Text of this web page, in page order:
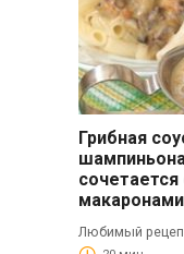
Грибная
Любимый